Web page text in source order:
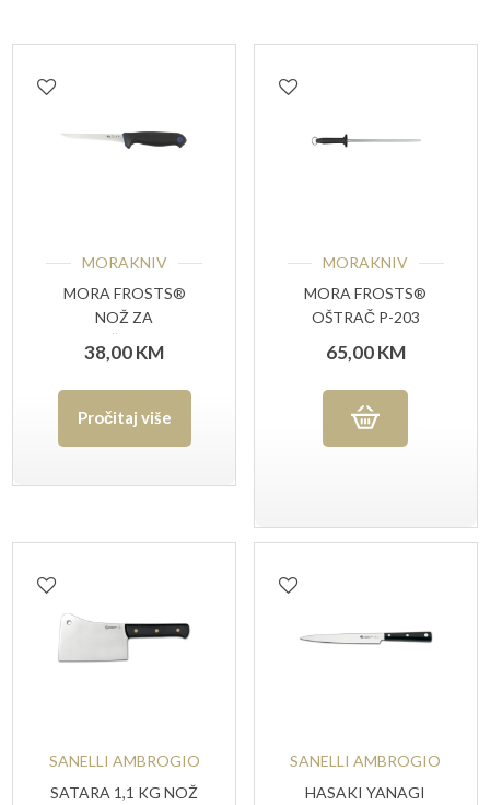
MORAKNIV
MORA FROSTS®
NOŽ ZA
OTKOŠTAVANJE
7151 PG
38,00KM
Pročitaj više
MORAKNIV
MORA FROSTS®
OŠTRAČ P-203
65,00KM
SANELLI AMBROGIO
SATARA 1,1 KG NOŽ
SANELLI AMBROGIO
HASAKI YANAGI